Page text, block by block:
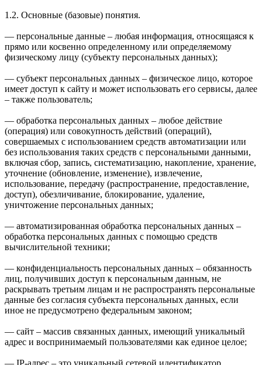
1.2. Основные (базовые) понятия.
— персональные данные – любая информация, относящаяся к
прямо или косвенно определенному или определяемому
физическому лицу (субъекту персональных данных);
— субъект персональных данных – физическое лицо, которое
имеет доступ к сайту и может использовать его сервисы, далее
– также пользователь;
— обработка персональных данных – любое действие
(операция) или совокупность действий (операций),
совершаемых с использованием средств автоматизации или
без использования таких средств с персональными данными,
включая сбор, запись, систематизацию, накопление, хранение,
уточнение (обновление, изменение), извлечение,
использование, передачу (распространение, предоставление,
доступ), обезличивание, блокирование, удаление,
уничтожение персональных данных;
— автоматизированная обработка персональных данных –
обработка персональных данных с помощью средств
вычислительной техники;
— конфиденциальность персональных данных – обязанность
лиц, получивших доступ к персональным данным, не
раскрывать третьим лицам и не распространять персональные
данные без согласия субъекта персональных данных, если
иное не предусмотрено федеральным законом;
— сайт – массив связанных данных, имеющий уникальный
адрес и воспринимаемый пользователями как единое целое;